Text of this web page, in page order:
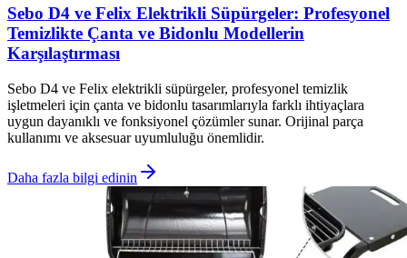
Sebo D4 ve Felix Elektrikli Süpürgeler: Profesyonel
Temizlikte Çanta ve Bidonlu Modellerin
Karşılaştırması
Sebo D4 ve Felix elektrikli süpürgeler, profesyonel temizlik
işletmeleri için çanta ve bidonlu tasarımlarıyla farklı ihtiyaçlara
uygun dayanıklı ve fonksiyonel çözümler sunar. Orijinal parça
kullanımı ve aksesuar uyumluluğu önemlidir.
Daha fazla bilgi edinin